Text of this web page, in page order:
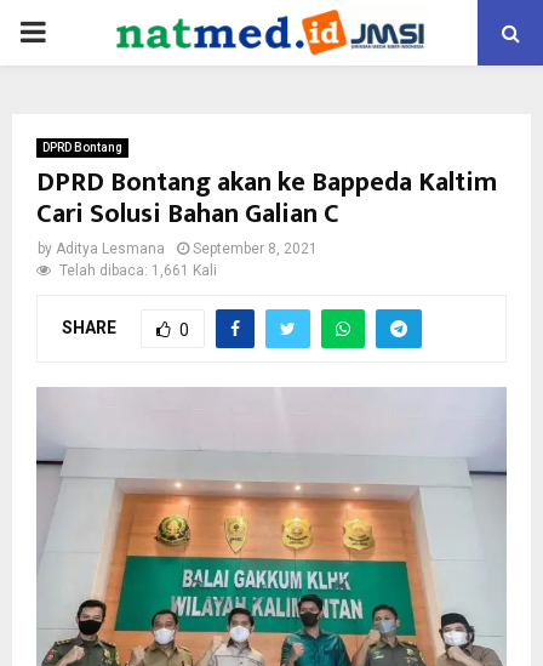
PRIMARY
DPRD Bontang
DPRD Bontang akan ke Bappeda Kaltim
Cari Solusi Bahan Galian C
by Aditya Lesmana
September 8, 2021
Telah dibaca: 1,661 Kali
SHARE 0